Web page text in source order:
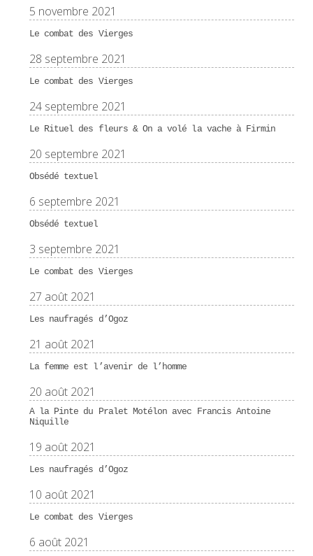
5 novembre 2021
Le combat des Vierges
28 septembre 2021
Le combat des Vierges
24 septembre 2021
Le Rituel des fleurs & On a volé la vache à Firmin
20 septembre 2021
Obsédé textuel
6 septembre 2021
Obsédé textuel
3 septembre 2021
Le combat des Vierges
27 août 2021
Les naufragés d’Ogoz
21 août 2021
La femme est l’avenir de l’homme
20 août 2021
A la Pinte du Pralet Motélon avec Francis Antoine
Niquille
19 août 2021
Les naufragés d’Ogoz
10 août 2021
Le combat des Vierges
6 août 2021